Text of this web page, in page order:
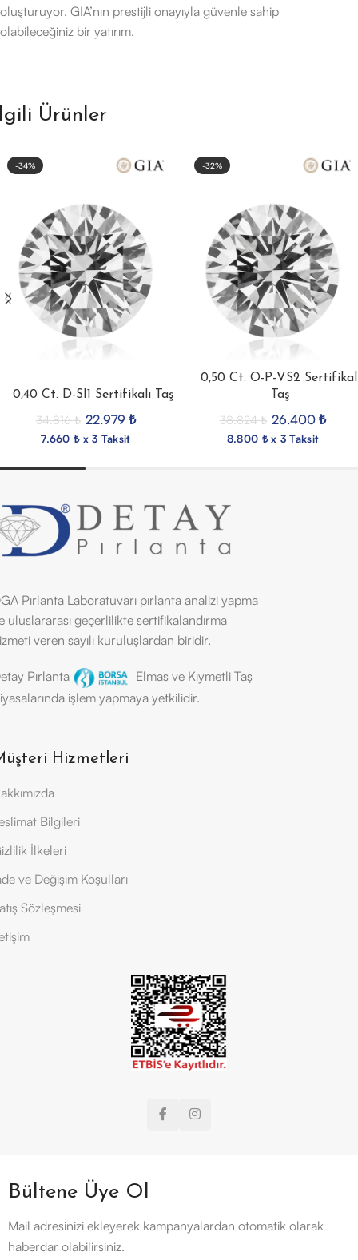
oluşturuyor. GIA’nın prestijli onayıyla güvenle sahip
olabileceğiniz bir yatırım.
Ürünler
-34%
0,40 Ct. D-SI1 Sertifikalı Taş
34.816₺ 22.979 ₺
7.660 ₺ x 3 Taksit
-32%
0,50 Ct. O-P-VS2
Taş
38.824₺ 26.400 ₺
8.800 ₺ x 3 Taksit
Pırlanta Laboratuvarı pırlanta analizi yapma
uluslararası geçerlilikte sertifikalandırma
veren sayılı kuruluşlardan biridir.
Pırlanta
Elmas ve Kıymetli Taş
işlem yapmaya yetkilidir.
Hizmetleri
Bilgileri
İlkeleri
ve Değişim Koşulları
Sözleşmesi
Bültene Üye Ol
Mail adresinizi ekleyerek kampanyalardan otomatik olarak
haberdar olabilirsiniz.